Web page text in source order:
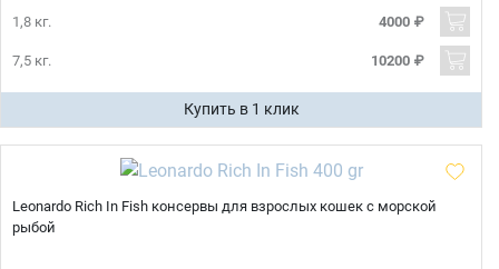
1,8 кг. 4000 ₽
7,5 кг. 10200 ₽
Купить в 1 клик
Leonardo Rich In Fish консервы для взрослых кошек с морской
рыбой